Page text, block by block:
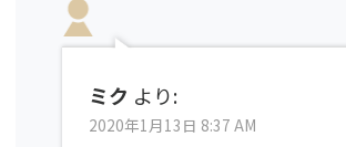
ミク より:
2020年1月13日 8:37 AM